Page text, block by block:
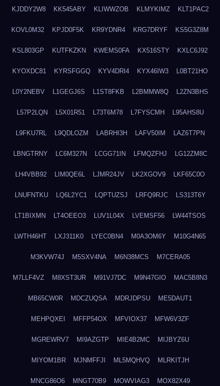
KJDDY2W8 KK545ABY KLIWWZOB KLMYKIMZ KLT1PAC2
KOVL0M32 KPJD0F5K KR9YDNR4 KRG7DRYF KS5G3Z8M
KSL803GP KUTFKZKN KWEMS0FA KX516STY KXLC6J92
KYOXDC81 KYRSFGGQ KYV4DRI4 KYX46IW3 L0BT21HO
L0Y2NEBV L1GEGJ6S L1ST8FKB L2BMMW8Q L2ZN3BHS
L57P2LQN L5X01R51 L73T6M78 L7FYSCMH L95AHS8U
L9FKU7RL L9QDLOZM LABRHI3H LAFV50IM LAZ6T7PN
LBNGTRNY LC6M327N LCGG71IN LFMQZFHJ LG12ZM8C
LH4VBB92 LIM0QE6L LJMR24JV LK2XGOV9 LKF65C0O
LNUFNTKU LQ6L2YC1 LQPTUZSJ LRFQ9RJC LS313T6Y
LT1BIXMN LT4OEEO3 LUV1L04X LVEMSF56 LW44TSOS
LWTH46HT LXJ311K0 LYEC0BN4 M0A3OM6Y M10G4N65
M3KVW74J M5SXV4NA M6N38MCS M7CERA05
M7LLF4VZ M8XST3UR M91VJ7DC M9N47GIO MAC5B8N3
MB65CW0R MDCZUQSA MDRJDPSU ME5DAUT1
MEHPQXEI MFFP54OX MFVIOX37 MFW6V3ZF
MGREWRV7 MI9AZGTP MIE4B2MC MIJBYZ6U
MIYOM1BR MJNMFFJI ML5MQHVQ MLRKITJH
MNCG86O6 MNGT70B9 MOWVIAG3 MOX82X49